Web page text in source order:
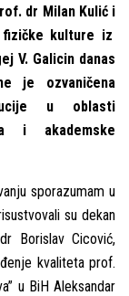
dr Milan Kulić i
fizičke kulture iz
V. Galicin danas
je ozvaničena
u oblasti
i akademske
sporazumam u
su dekan
Borislav Cicović,
kvaliteta prof.
u BiH Aleksandar